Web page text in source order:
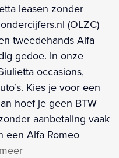
leasen zonder
(OLZC)
tweedehands Alfa
gedoe. In onze
occasions,
Kies je voor een
hoef je geen BTW
aanbetaling vaak
een Alfa Romeo